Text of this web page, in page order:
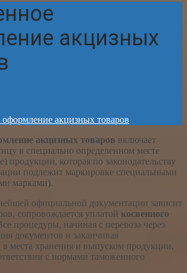
акцизных
акцизных товаров
акцизных товаров включает
в специально определенном месте
продукции, которая по законодательству
подлежит маркировке специальными
марками).
официальной документации зависит
сопровождается уплатой косвенного
процедуры, начиная с перевоза через
документов и заканчивая
в места хранения и выпуском продукции,
с нормами таможенного